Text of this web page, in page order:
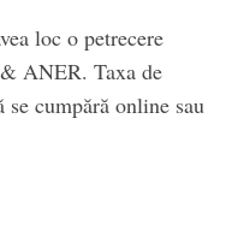
loc o petrecere
ANER. Taxa de
cumpără online sau